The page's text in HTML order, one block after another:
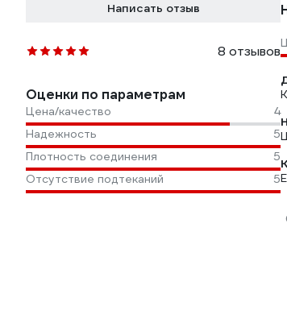
Написать отзыв
8 отзывов
Оценки по параметрам
Цена/качество
4
Надежность
5
Плотность соединения
5
Отсутствие подтеканий
5